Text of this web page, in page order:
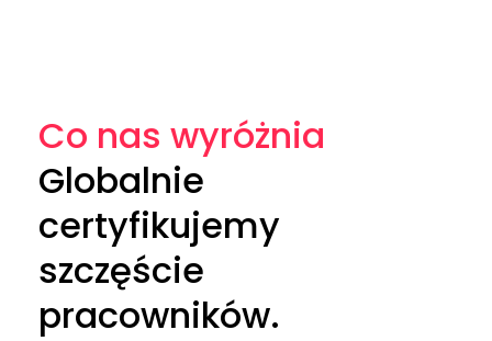
Co nas wyróżnia
Globalnie
certyfikujemy
szczęście
pracowników.